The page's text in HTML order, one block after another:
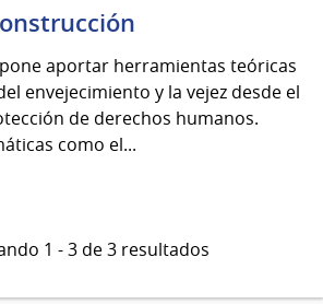
aportar herramientas teóricas
envejecimiento y la vejez desde el
de derechos humanos.
como el...
1 - 3 de 3 resultados